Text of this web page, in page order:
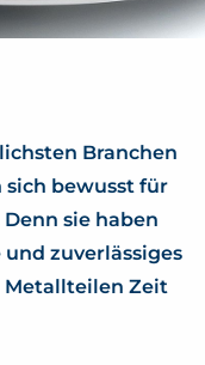
Branchen
sich bewusst für
sie haben
zuverlässiges
Metallteilen Zeit